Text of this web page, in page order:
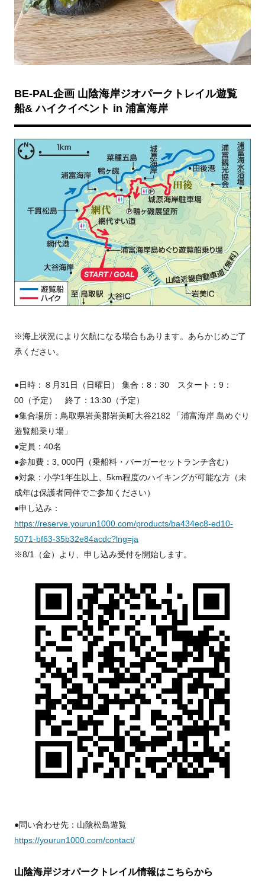
BE-PAL企画 山陰海岸ジオパークトレイル遊覧
船& ハイクイベント in 浦富海岸
※海上状況により欠航になる場合もあります。あらかじめご了
承ください。
●日時：８月31日（日曜日） 集合：8：30 スタート：9：
00（予定） 終了：13:30（予定）
●集合場所：鳥取県岩美郡岩美町大谷2182 「浦富海岸 島めぐり
遊覧船乗り場」
●定員：40名
●参加費：3, 000円（乗船料・バーガーセットランチ含む）
●対象：小学1年生以上、5km程度のハイキングが可能な方（未
成年は保護者同伴でご参加ください）
●申し込み：
https://reserve.yourun1000.com/products/ba434ec8-ed10-
5071-bf63-35b32e84acdc?lng=ja
※8/1（金）より、申し込み受付を開始します。
●問い合わせ先：山陰松島遊覧
https://yourun1000.com/contact/
山陰海岸ジオパークトレイル情報はこちらから